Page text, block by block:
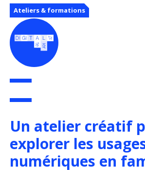
Ateliers & formations
Un atelier créatif
explorer les
numériques en